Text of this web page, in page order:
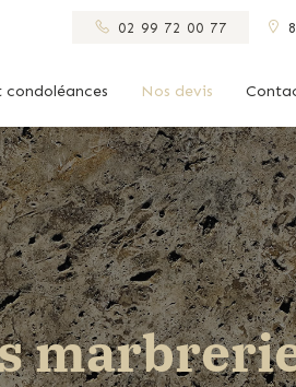
02 99 72 00 77
condoléances Nos devis